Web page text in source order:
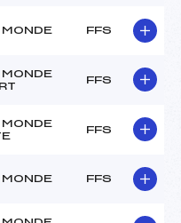
MONDE FFS
MONDE
FFS
MONDE
FFS
MONDE FFS